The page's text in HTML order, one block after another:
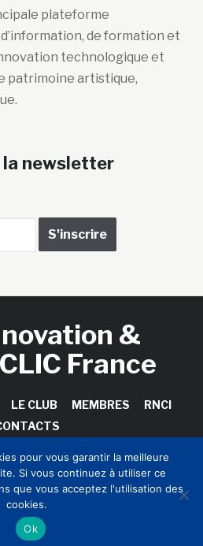
plateforme
de formation et
technologique et
patrimoine artistique,
la newsletter
&
France
LE CLUB MEMBRES
RNCI
& Culture CLIC France /
Conseils
pour vous garantir la meilleure
Si vous continuez à utiliser ce
que vous acceptez l'utilisation des
cookies.
Ok